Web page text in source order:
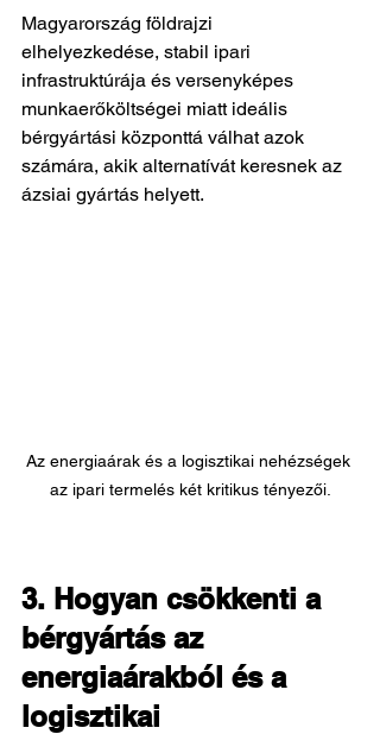
Magyarország földrajzi
elhelyezkedése, stabil ipari
infrastruktúrája és versenyképes
munkaerőköltségei miatt ideális
bérgyártási központtá válhat azok
számára, akik alternatívát keresnek az
ázsiai gyártás helyett.
Az energiaárak és a logisztikai nehézségek
az ipari termelés két kritikus tényezői.
3. Hogyan csökkenti a
bérgyártás az
energiaárakból és a
logisztikai